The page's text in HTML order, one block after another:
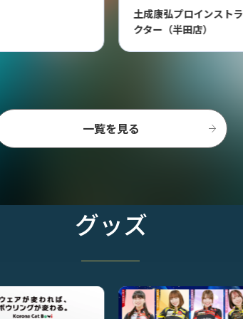
土成康弘プロインストラ
クター（半田店）
一覧を見る
グッズ